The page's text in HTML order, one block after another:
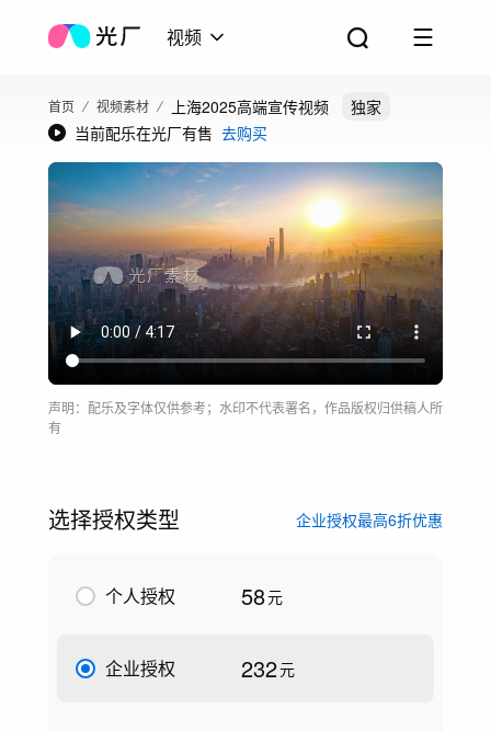
视频
首页 视频素材 上海2025高端宣传视频
独家
当前配乐在光厂有售 去购买
声明：配乐及字体仅供参考；水印不代表署名，作品版权归供稿人所
有
选择授权类型 企业授权最高6折优惠
个人授权 58元
企业授权 232元